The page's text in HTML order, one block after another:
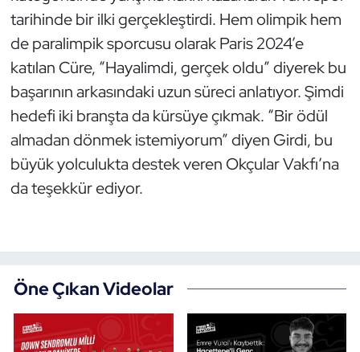
tarihinde bir ilki gerçekleştirdi. Hem olimpik hem
de paralimpik sporcusu olarak Paris 2024’e
katılan Cüre, “Hayalimdi, gerçek oldu” diyerek bu
başarının arkasındaki uzun süreci anlatıyor. Şimdi
hedefi iki branşta da kürsüye çıkmak. “Bir ödül
almadan dönmek istemiyorum” diyen Girdi, bu
büyük yolculukta destek veren Okçular Vakfı’na
da teşekkür ediyor.
Öne Çıkan Videolar
Voleybol
Vücut Geliştirme Fitness
Wushu Kungfu
Yelken